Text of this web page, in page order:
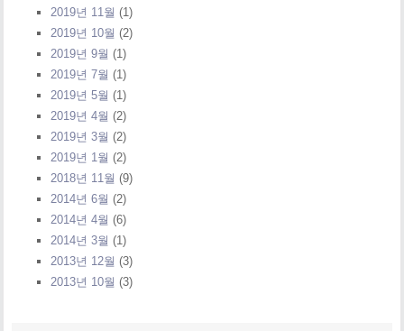
2019년 11월 (1)
2019년 10월 (2)
2019년 9월 (1)
2019년 7월 (1)
2019년 5월 (1)
2019년 4월 (2)
2019년 3월 (2)
2019년 1월 (2)
2018년 11월 (9)
2014년 6월 (2)
2014년 4월 (6)
2014년 3월 (1)
2013년 12월 (3)
2013년 10월 (3)